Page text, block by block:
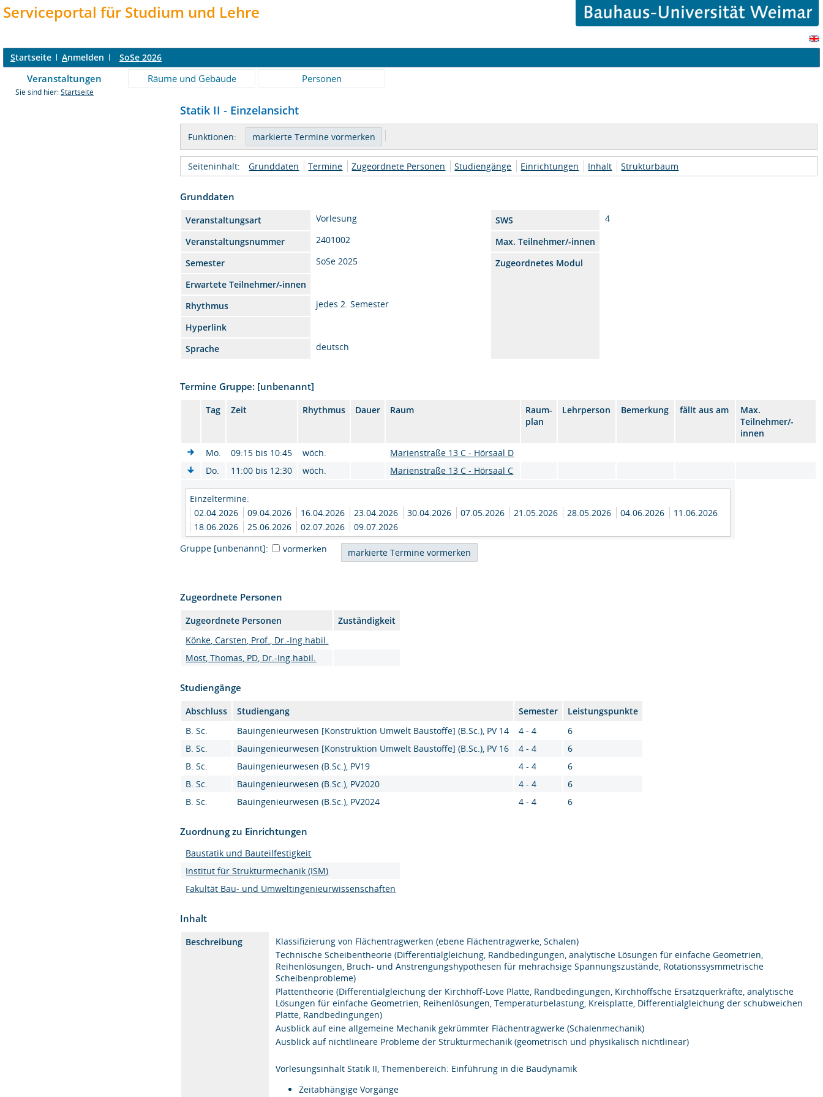
Serviceportal für Studium und Lehre
Startseite Anmelden SoSe 2026
Veranstaltungen Räume und Gebäude Personen
Sie sind hier: Startseite
Statik II - Einzelansicht
Funktionen:
Seiteninhalt: Grunddaten Termine Zugeordnete Personen Studiengänge Einrichtungen Inhalt Strukturbaum
Grunddaten
Veranstaltungsart Vorlesung SWS
4
Veranstaltungsnummer
2401002
Max. Teilnehmer/-innen
Semester
SoSe 2025
Zugeordnetes Modul
Erwartete Teilnehmer/-innen
Rhythmus
jedes 2. Semester
Hyperlink
Sprache
deutsch
Termine Gruppe: [unbenannt]
Tag Zeit Rhythmus Dauer Raum
Raum-
plan
Lehrperson Bemerkung fällt aus am
Max.
Teilnehmer/-
innen
Mo.
09:15 bis 10:45 wöch.
Marienstraße 13 C - Hörsaal D
Do.
11:00 bis 12:30 wöch. Marienstraße 13 C - Hörsaal C
Einzeltermine:
02.04.2026
09.04.2026 16.04.2026 23.04.2026 30.04.2026 07.05.2026 21.05.2026 28.05.2026 04.06.2026
11.06.2026
18.06.2026
25.06.2026 02.07.2026
09.07.2026
Gruppe [unbenannt]:
vormerken
Zugeordnete Personen
Zugeordnete Personen
Zuständigkeit
Könke, Carsten, Prof., Dr.-Ing.habil.
Most, Thomas, PD, Dr.-Ing.habil.
Studiengänge
Abschluss Studiengang Semester
Leistungspunkte
B. Sc.
Bauingenieurwesen [Konstruktion Umwelt Baustoffe] (B.Sc.), PV 14 4 - 4
6
B. Sc.
Bauingenieurwesen [Konstruktion Umwelt Baustoffe] (B.Sc.), PV 16 4 - 4
6
B. Sc.
Bauingenieurwesen (B.Sc.), PV19 4 - 4
6
B. Sc.
Bauingenieurwesen (B.Sc.), PV2020 4 - 4
6
B. Sc.
Bauingenieurwesen (B.Sc.), PV2024 4 - 4 6
Zuordnung zu Einrichtungen
Baustatik und Bauteilfestigkeit
Institut für Strukturmechanik (ISM)
Fakultät Bau- und Umweltingenieurwissenschaften
Inhalt
Beschreibung
Klassifizierung von Flächentragwerken (ebene Flächentragwerke, Schalen)
Technische Scheibentheorie (Differentialgleichung, Randbedingungen, analytische Lösungen für einfache Geometrien,
Reihenlösungen, Bruch- und Anstrengungshypothesen für mehrachsige Spannungszustände, Rotationssysmmetrische
Scheibenprobleme)
Plattentheorie (Differentialgleichung der Kirchhoff-Love Platte, Randbedingungen, Kirchhoffsche Ersatzquerkräfte, analytische
Lösungen für einfache Geometrien, Reihenlösungen, Temperaturbelastung, Kreisplatte, Differentialgleichung der schubweichen
Platte, Randbedingungen)
Ausblick auf eine allgemeine Mechanik gekrümmter Flächentragwerke (Schalenmechanik)
Ausblick auf nichtlineare Probleme der Strukturmechanik (geometrisch und physikalisch nichtlinear)
Vorlesungsinhalt Statik II, Themenbereich: Einführung in die Baudynamik
Zeitabhängige Vorgänge